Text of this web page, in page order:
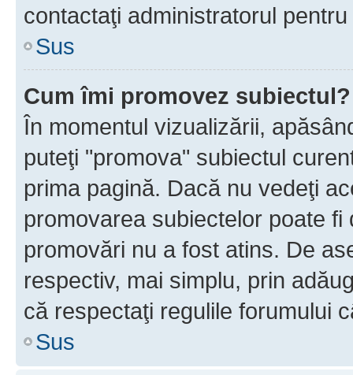
contactaţi administratorul
Sus
Cum îmi promovez subiectul?
În momentul vizualizării,
puteţi "promova" subiectul
prima pagină. Dacă nu vedeţi
promovarea subiectelor poate
promovări nu a fost atins. De
respectiv, mai simplu, prin
că respectaţi regulile forumului
Sus